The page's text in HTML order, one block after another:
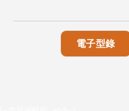
電子型錄